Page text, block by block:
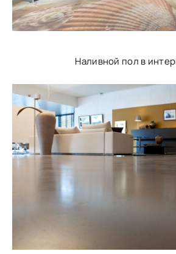
Наливной пол в